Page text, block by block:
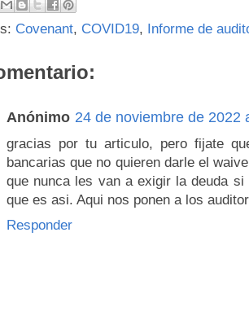
Covenant, COVID19, Informe de
Anónimo 24 de noviembre de 2022
gracias por tu articulo, pero fijate
bancarias que no quieren darle el
que nunca les van a exigir la deuda
que es asi. Aqui nos ponen a los
Responder